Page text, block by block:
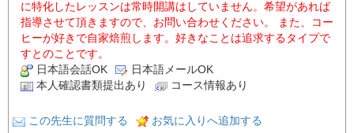
に特化したレッスンは常時開講はしていません。希望があれば
指導させて頂きますので、お問い合わせください。 また、コー
ヒーが好きで自家焙煎します。好きなことは追求するタイプで
すとのことです。
日本語会話OK
日本語メールOK
本人確認書類提出あり
コース情報あり
この先生に質問する
お気に入りへ追加する